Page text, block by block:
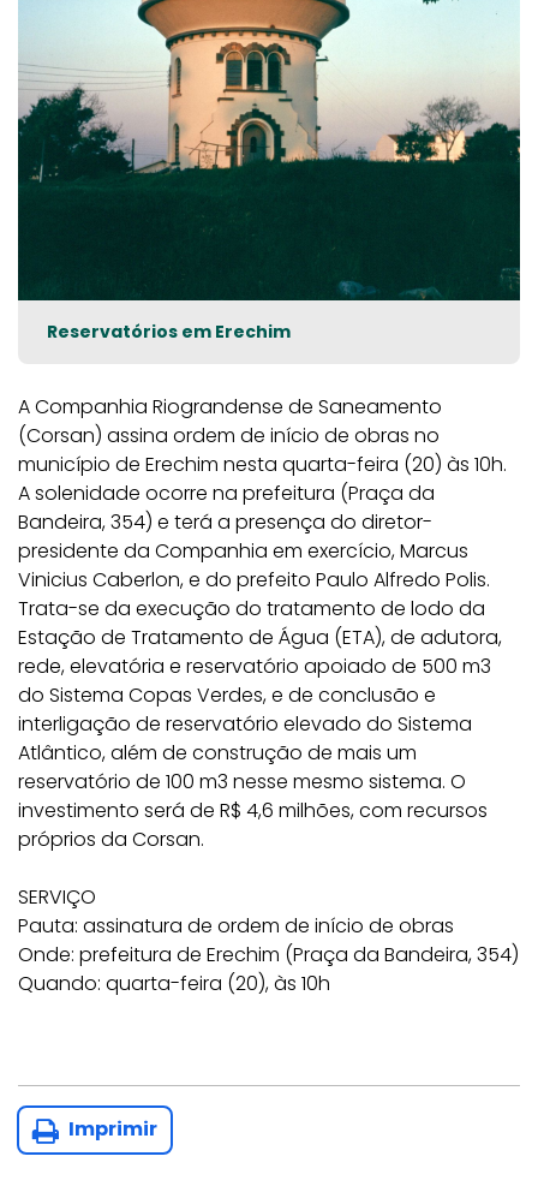
Reservatórios em Erechim
A Companhia Riograndense de Saneamento
(Corsan) assina ordem de início de obras no
município de Erechim nesta quarta-feira (20) às 10h.
A solenidade ocorre na prefeitura (Praça da
Bandeira, 354) e terá a presença do diretor-
presidente da Companhia em exercício, Marcus
Vinicius Caberlon, e do prefeito Paulo Alfredo Polis.
Trata-se da execução do tratamento de lodo da
Estação de Tratamento de Água (ETA), de adutora,
rede, elevatória e reservatório apoiado de 500 m3
do Sistema Copas Verdes, e de conclusão e
interligação de reservatório elevado do Sistema
Atlântico, além de construção de mais um
reservatório de 100 m3 nesse mesmo sistema. O
investimento será de R$ 4,6 milhões, com recursos
próprios da Corsan.
SERVIÇO
Pauta: assinatura de ordem de início de obras
Onde: prefeitura de Erechim (Praça da Bandeira, 354)
Quando: quarta-feira (20), às 10h
Imprimir